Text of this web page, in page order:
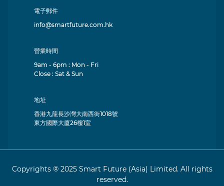
電子郵件
info@smartfuture.com.hk
營業時間
9am - 6pm : Mon - Fri
Close : Sat & Sun
地址
香港九龍長沙灣大南西街1018號
東方國際大廈26樓1室
Copyrights ® 2025 Smart Future (Asia) Limited. All rights
reserved.